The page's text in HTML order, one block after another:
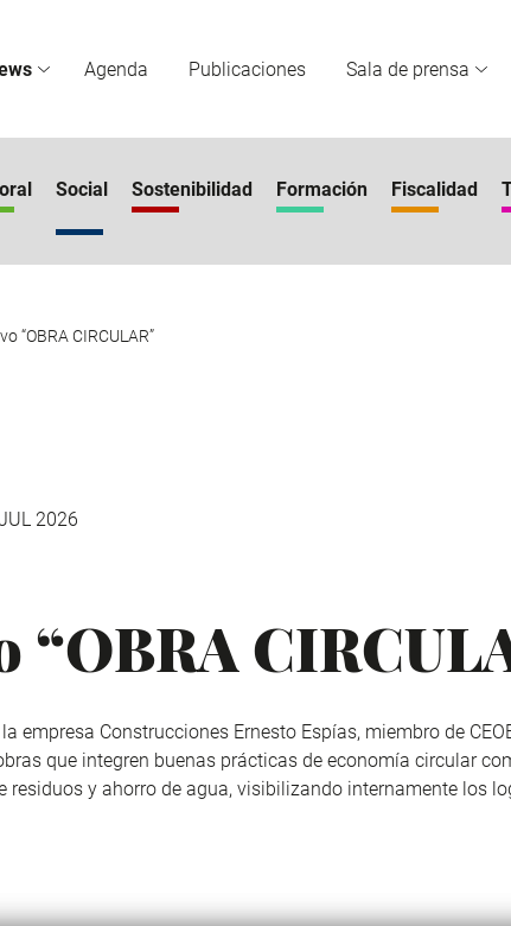
Agenda Publicaciones Sala de prensa
Social Sostenibilidad Formación Fiscalidad
“OBRA CIRCULAR”
2026
empresa Construcciones Ernesto Espías, miembro de
que integren buenas prácticas de economía circular
residuos y ahorro de agua, visibilizando internamente los